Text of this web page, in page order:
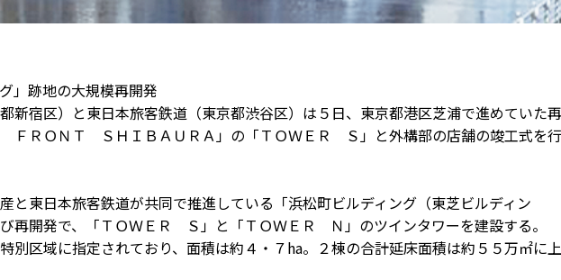
」跡地の大規模再開発
新宿区）と東日本旅客鉄道（東京都渋谷区）は５日、東京都港区芝浦で進めていた再
ＦＲＯＮＴ ＳＨＩＢＡＵＲＡ」の「ＴＯＷＥＲ Ｓ」と外構部の店舗の竣工式を行
と東日本旅客鉄道が共同で推進している「浜松町ビルディング（東芝ビルディン
再開発で、「ＴＯＷＥＲ Ｓ」と「ＴＯＷＥＲ Ｎ」のツインタワーを建設する。
別区域に指定されており、面積は約４・７ha。２棟の合計延床面積は約５５万㎡に上